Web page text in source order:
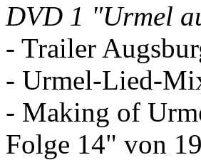
DVD 1 "Urmel
- Trailer
- Urmel-Lied-
- Making of
Folge 14" von